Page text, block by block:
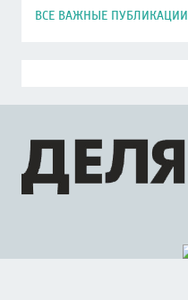
ВСЕ ВАЖНЫЕ ПУБЛИКАЦИИ